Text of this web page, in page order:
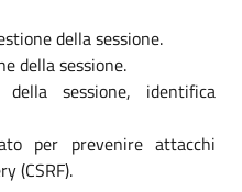
della sessione.
della sessione.
sessione, identifica
per prevenire attacchi
(CSRF).